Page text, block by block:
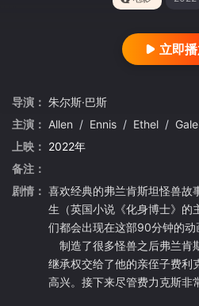
立即
导演： 朱尔斯·巴斯
主演： Allen / Ennis / Ethel / Gale
上映： 2022年
备注：
剧情： 喜欢经典的弗兰肯斯坦怪兽故
生（英国小说《化身博士》的
们都会出现在这部90分钟的
制造了很多怪兽之后弗兰肯
继承权交给了他的亲侄子费利
高兴。接下来尽管费力克斯非